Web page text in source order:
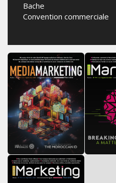
Bache
Convention commerciale